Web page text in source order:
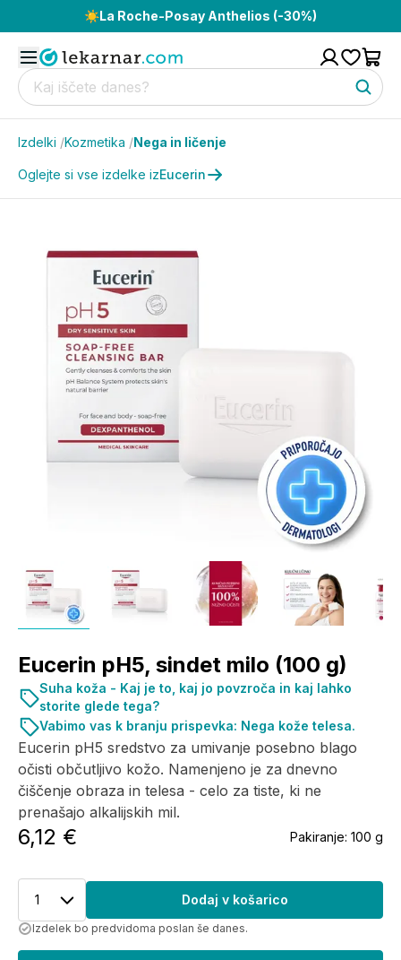
☀️La Roche-Posay Anthelios (-30%)
Izdelki /Kozmetika /Nega in ličenje
Oglejte si vse izdelke izEucerin
Eucerin pH5, sindet milo (100 g)
Eucerin pH5 sredstvo za umivanje posebno blago
očisti občutljivo kožo. Namenjeno je za dnevno
čiščenje obraza in telesa - celo za tiste, ki ne
prenašajo alkalijskih mil.
6,12 € Pakiranje: 100 g
Suha koža - Kaj je to, kaj jo povzroča in kaj lahko
storite glede tega?
Vabimo vas k branju prispevka: Nega kože telesa.
1 Dodaj v košarico
Izdelek bo predvidoma poslan še danes.